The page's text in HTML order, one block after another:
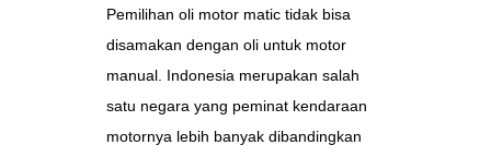
Pemilihan oli motor matic tidak bisa
disamakan dengan oli untuk motor
manual. Indonesia merupakan salah
satu negara yang peminat kendaraan
motornya lebih banyak dibandingkan